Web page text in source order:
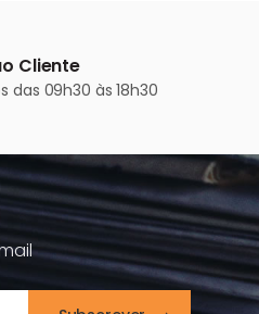
Cliente
das 09h30 às 18h30